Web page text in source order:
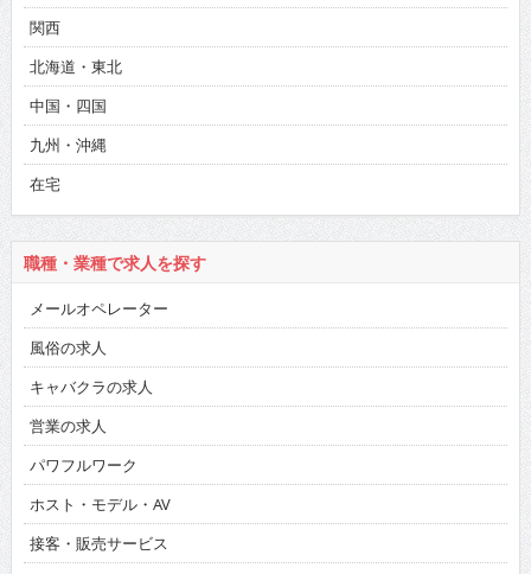
関西
北海道・東北
中国・四国
九州・沖縄
在宅
職種・業種で求人を探す
メールオペレーター
風俗の求人
キャバクラの求人
営業の求人
パワフルワーク
ホスト・モデル・AV
接客・販売サービス